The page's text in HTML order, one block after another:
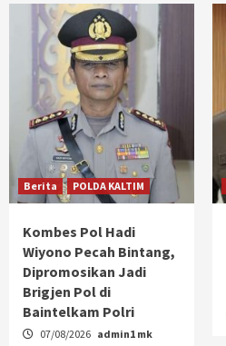
Berita POLDA KALTIM
Kombes Pol Hadi
Wiyono Pecah Bintang,
Dipromosikan Jadi
Brigjen Pol di
Baintelkam Polri
07/08/2026 admin1 mk